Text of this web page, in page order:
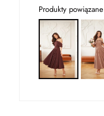
Produkty powiązane